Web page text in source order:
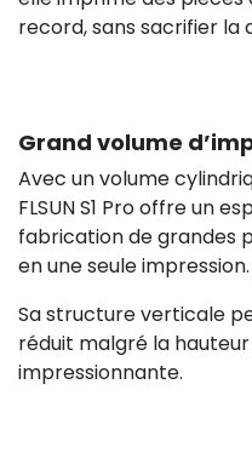
record, sans sacrifier la
Grand volume
Avec un volume
FLSUN S1 Pro offre un
fabrication de grandes
en une seule impression.
Sa structure verticale
réduit malgré la
impressionnante.